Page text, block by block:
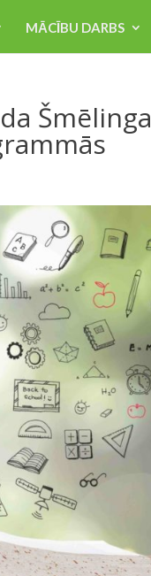
MĀCĪBU DARBS
Šmēlinga